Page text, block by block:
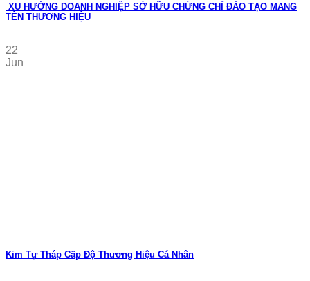
XU HƯỚNG DOANH NGHIỆP SỞ HỮU CHỨNG CHỈ ĐÀO TẠO MANG
TÊN THƯƠNG HIỆU
22
Jun
Kim Tự Tháp Cấp Độ Thương Hiệu Cá Nhân